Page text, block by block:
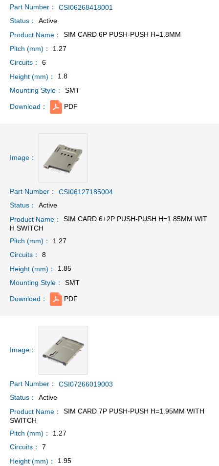
Part Number：
CSI06268418001
Status：
Active
Product Name：
SIM CARD 6P PUSH-PUSH H=1.8MM
Pitch (mm)：
1.27
Circuits：
6
Height (mm)：
1.8
Mounting Style：
SMT
Download： PDF
Image：
Part Number：
CSI06127185004
Status：
Active
Product Name：
SIM CARD 6+2P PUSH-PUSH H=1.85MM WIT
H SWITCH
Pitch (mm)：
1.27
Circuits：
8
Height (mm)：
1.85
Mounting Style：
SMT
Download： PDF
Image：
Part Number：
CSI07266019003
Status：
Active
Product Name：
SIM CARD 7P PUSH-PUSH H=1.95MM WITH
SWITCH
Pitch (mm)：
1.27
Circuits：
7
Height (mm)：
1.95